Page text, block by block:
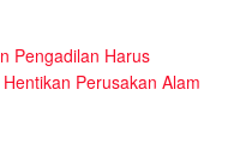
Pengadilan Harus
Perusakan Alam